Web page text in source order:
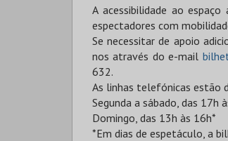
A acessibilidade ao
espectadores com
Se necessitar de apoio
nos através do e-mail
632.
As linhas telefónicas estão
Segunda a sábado, das 17h
Domingo, das 13h às 16h*
*Em dias de espetáculo, a